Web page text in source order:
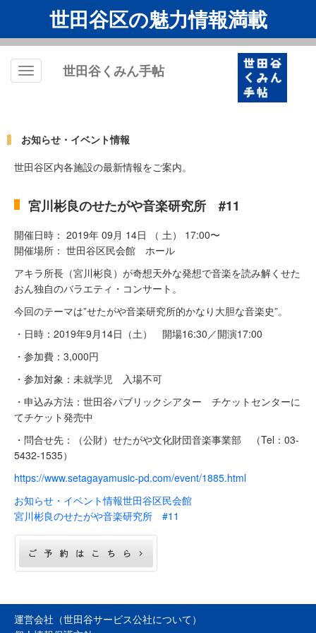
世田谷区の魅力情報満載
Toggle
世田谷くみん手帖
お知らせ・イベント情報
世田谷区内各施設の最新情報をご案内。
宮川彬良のせたがや音楽研究所 #11
開催日時： 2019年 09月 14日 （ 土） 17:00〜
開催場所： 世田谷区民会館 ホール
アキラ所長（宮川彬良）が奇想天外な発想で音楽を読み解くせた
おん独自のバラエティ・コンサート。
今回のテーマは”せたがや音楽研究所的かなり大胆な音楽史”。
・日時：2019年9月14日（土） 開場16:30／開演17:00
・参加費：3,000円
・参加対象：未就学児 入場不可
・申込み方法：世田谷パブリックシアター チケットセンターに
てチケット発売中
・問合せ先：（公財）せたがや文化財団音楽事業部 （Tel：03‐
5432‐1535）
https://www.setagayamusic-pd.com/event/1885.html
お知らせ・イベント情報世田谷区民会館
宮川彬良のせたがや音楽研究所 #11
運営会社（世田谷サービス公社について）